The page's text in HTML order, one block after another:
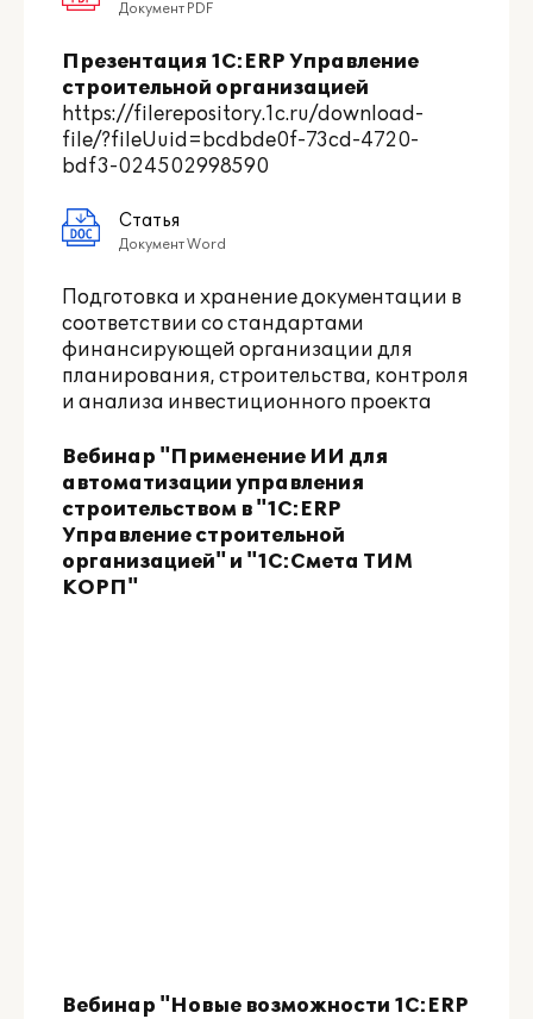
Документ PDF
Презентация 1C:ERP Управление
строительной организацией
https://filerepository.1c.ru/download-
file/?fileUuid=bcdbde0f-73cd-4720-
bdf3-024502998590
Статья
Документ Word
Подготовка и хранение документации в
соответствии со стандартами
финансирующей организации для
планирования, строительства, контроля
и анализа инвестиционного проекта
Вебинар "Применение ИИ для
автоматизации управления
строительством в "1С:ERP
Управление строительной
организацией" и "1С:Смета ТИМ
КОРП"
Вебинар "Новые возможности 1C:ERP